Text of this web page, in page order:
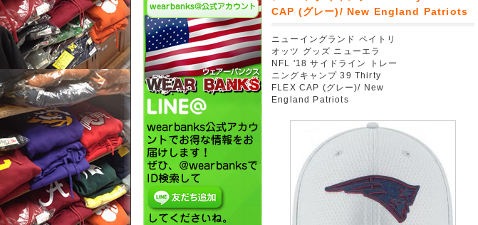
CAP (グレー)/ New England Patriots
ニューイングランド ペイトリ
オッツ グッズ ニューエラ
NFL '18 サイドライン トレー
ニングキャンプ 39 Thirty
FLEX CAP (グレー)/ New
England Patriots